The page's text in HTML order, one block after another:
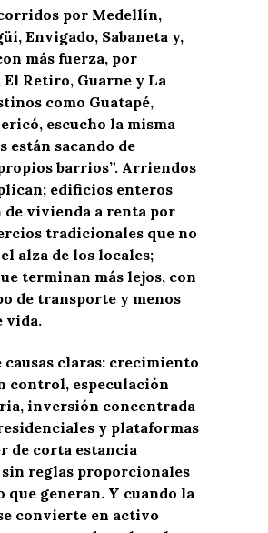
por Medellín,
Envigado, Sabaneta y,
más fuerza, por
Retiro, Guarne y La
como Guatapé,
escucho la misma
están sacando de
barrios”. Arriendos
edificios enteros
de vivienda a renta por
tradicionales que no
alza de los locales;
terminan más lejos, con
de transporte y menos
vida.
causas claras: crecimiento
control, especulación
inversión concentrada
y plataformas
de corta estancia
reglas proporcionales
que generan. Y cuando la
convierte en activo